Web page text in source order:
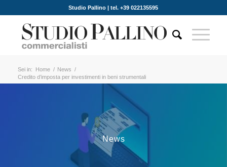
Studio Pallino | tel. +39 022135595
Sei in: Home / News /
Credito d’imposta per investimenti in beni strumentali
News